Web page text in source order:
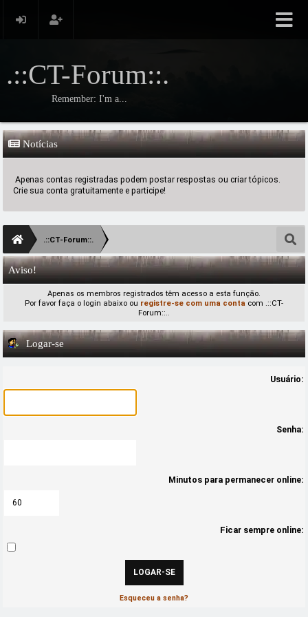
.::CT-Forum::.
Remember: I'm a...
Notícias
Apenas contas registradas podem postar respostas ou criar tópicos.
Crie sua conta gratuitamente e participe!
.::CT-Forum::.
Aviso!
Apenas os membros registrados têm acesso a esta função.
Por favor faça o login abaixo ou registre-se com uma conta com .::CT-
Forum::..
Logar-se
Usuário:
Senha:
Minutos para permanecer online:
Ficar sempre online:
Esqueceu a senha?